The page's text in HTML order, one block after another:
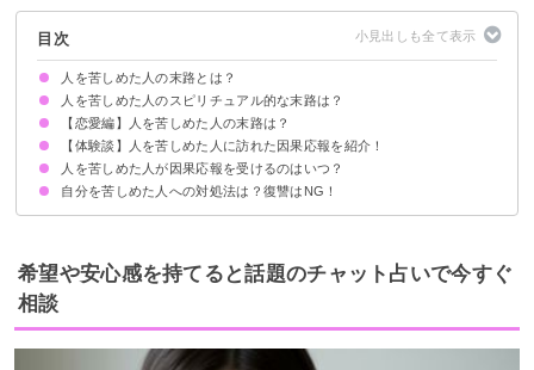
目次
人を苦しめた人の末路とは？
人を苦しめた人のスピリチュアル的な末路は？
来世で重いカルマを背負うことになる
運気が低迷する
他人に裏切られることになる
孤独になる
罪悪感に苛まれる
【恋愛編】人を苦しめた人の末路は？
①恋愛相手がいなくなる
②恋愛相手のレベルが下がっていく
③大切なものを失う
【体験談】人を苦しめた人に訪れた因果応報を紹介！
①息子の嫁の母親が悲惨な末路を迎えた
②職場の後輩が悲惨な末路を迎えた
③職場の同僚がネガティブな行動によって退職した
④恋愛で人を傷つけて後悔した
⑤職場で嫌がらせをした人が退職した
人を苦しめた人が因果応報を受けるのはいつ？
個人差がある
現世で因果応報を受けなかった人は来世に持ち越される
自分を苦しめた人への対処法は？復讐はNG！
相手との距離を取る
試練だと捉えて自分の魂レベルの向上に役立てる
相手を呪う・復讐するのは自分の波動を下げることになるのでNG
負の感情を浄化する
友達や信頼できる人に相談する
希望や安心感を持てると話題のチャット占いで今すぐ
相談